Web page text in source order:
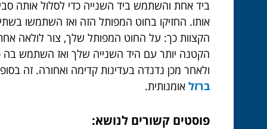
ביד אחת והשתמש ביד השנייה כדי לסלול אותה
אותו. החזיקו בחוט המפותל הזה ואז השתמשו
ולאחר מכן נדנדה בעדינות קדימה ואחורה. זה
ברזל אומנותית.
פוסטים קשורים לנושא: